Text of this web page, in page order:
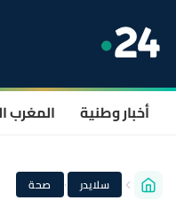
أخبار وطنية المغرب
سلايدر · صحة